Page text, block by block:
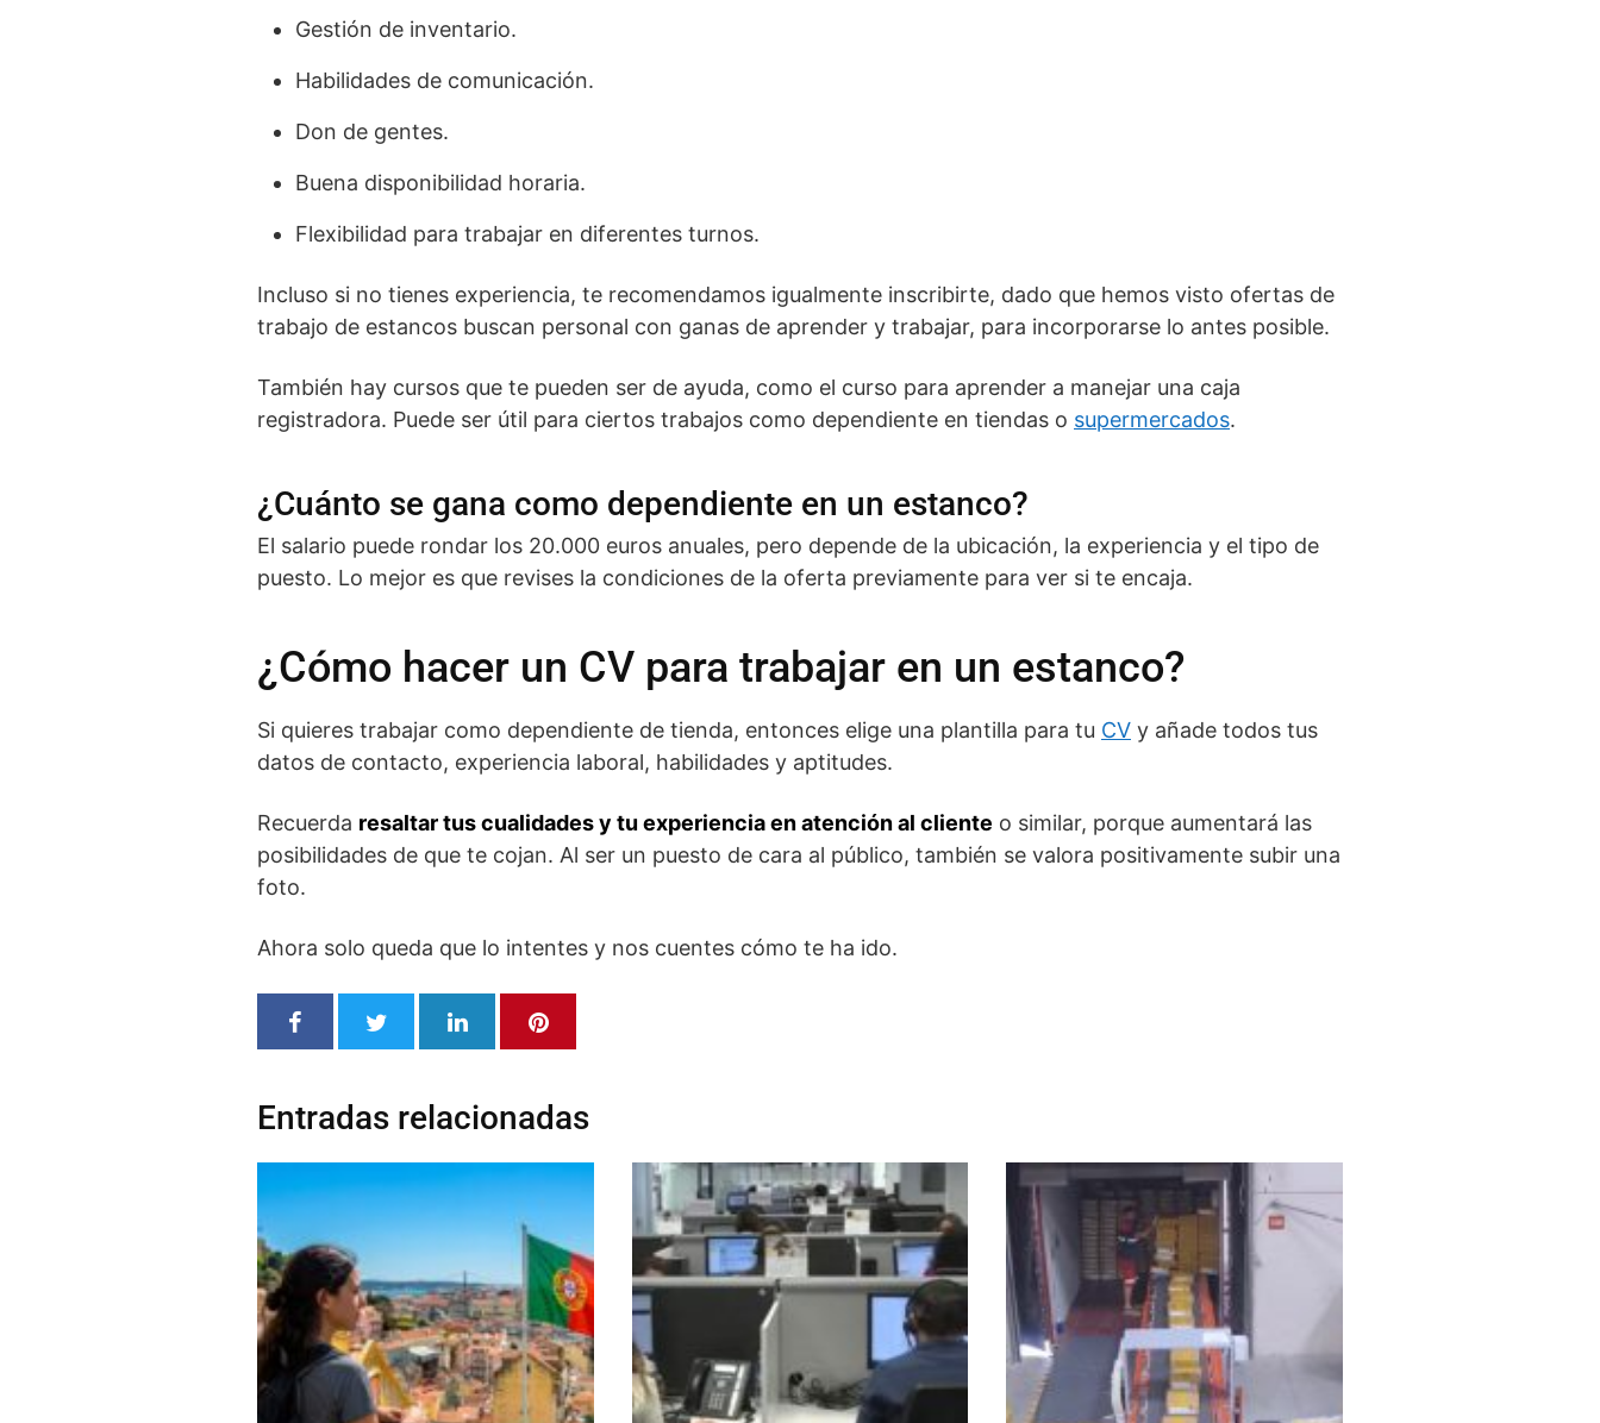
Gestión de inventario.
Habilidades de comunicación.
Don de gentes.
Buena disponibilidad horaria.
Flexibilidad para trabajar en diferentes turnos.
Incluso si no tienes experiencia, te recomendamos igualmente inscribirte, dado que hemos visto ofertas de
trabajo de estancos buscan personal con ganas de aprender y trabajar, para incorporarse lo antes posible.
También hay cursos que te pueden ser de ayuda, como el curso para aprender a manejar una caja
registradora. Puede ser útil para ciertos trabajos como dependiente en tiendas o supermercados.
¿Cuánto se gana como dependiente en un estanco?
El salario puede rondar los 20.000 euros anuales, pero depende de la ubicación, la experiencia y el tipo de
puesto. Lo mejor es que revises la condiciones de la oferta previamente para ver si te encaja.
¿Cómo hacer un CV para trabajar en un estanco?
Si quieres trabajar como dependiente de tienda, entonces elige una plantilla para tu CV y añade todos tus
datos de contacto, experiencia laboral, habilidades y aptitudes.
Recuerda resaltar tus cualidades y tu experiencia en atención al cliente o similar, porque aumentará las
posibilidades de que te cojan. Al ser un puesto de cara al público, también se valora positivamente subir una
foto.
Ahora solo queda que lo intentes y nos cuentes cómo te ha ido.
Entradas relacionadas